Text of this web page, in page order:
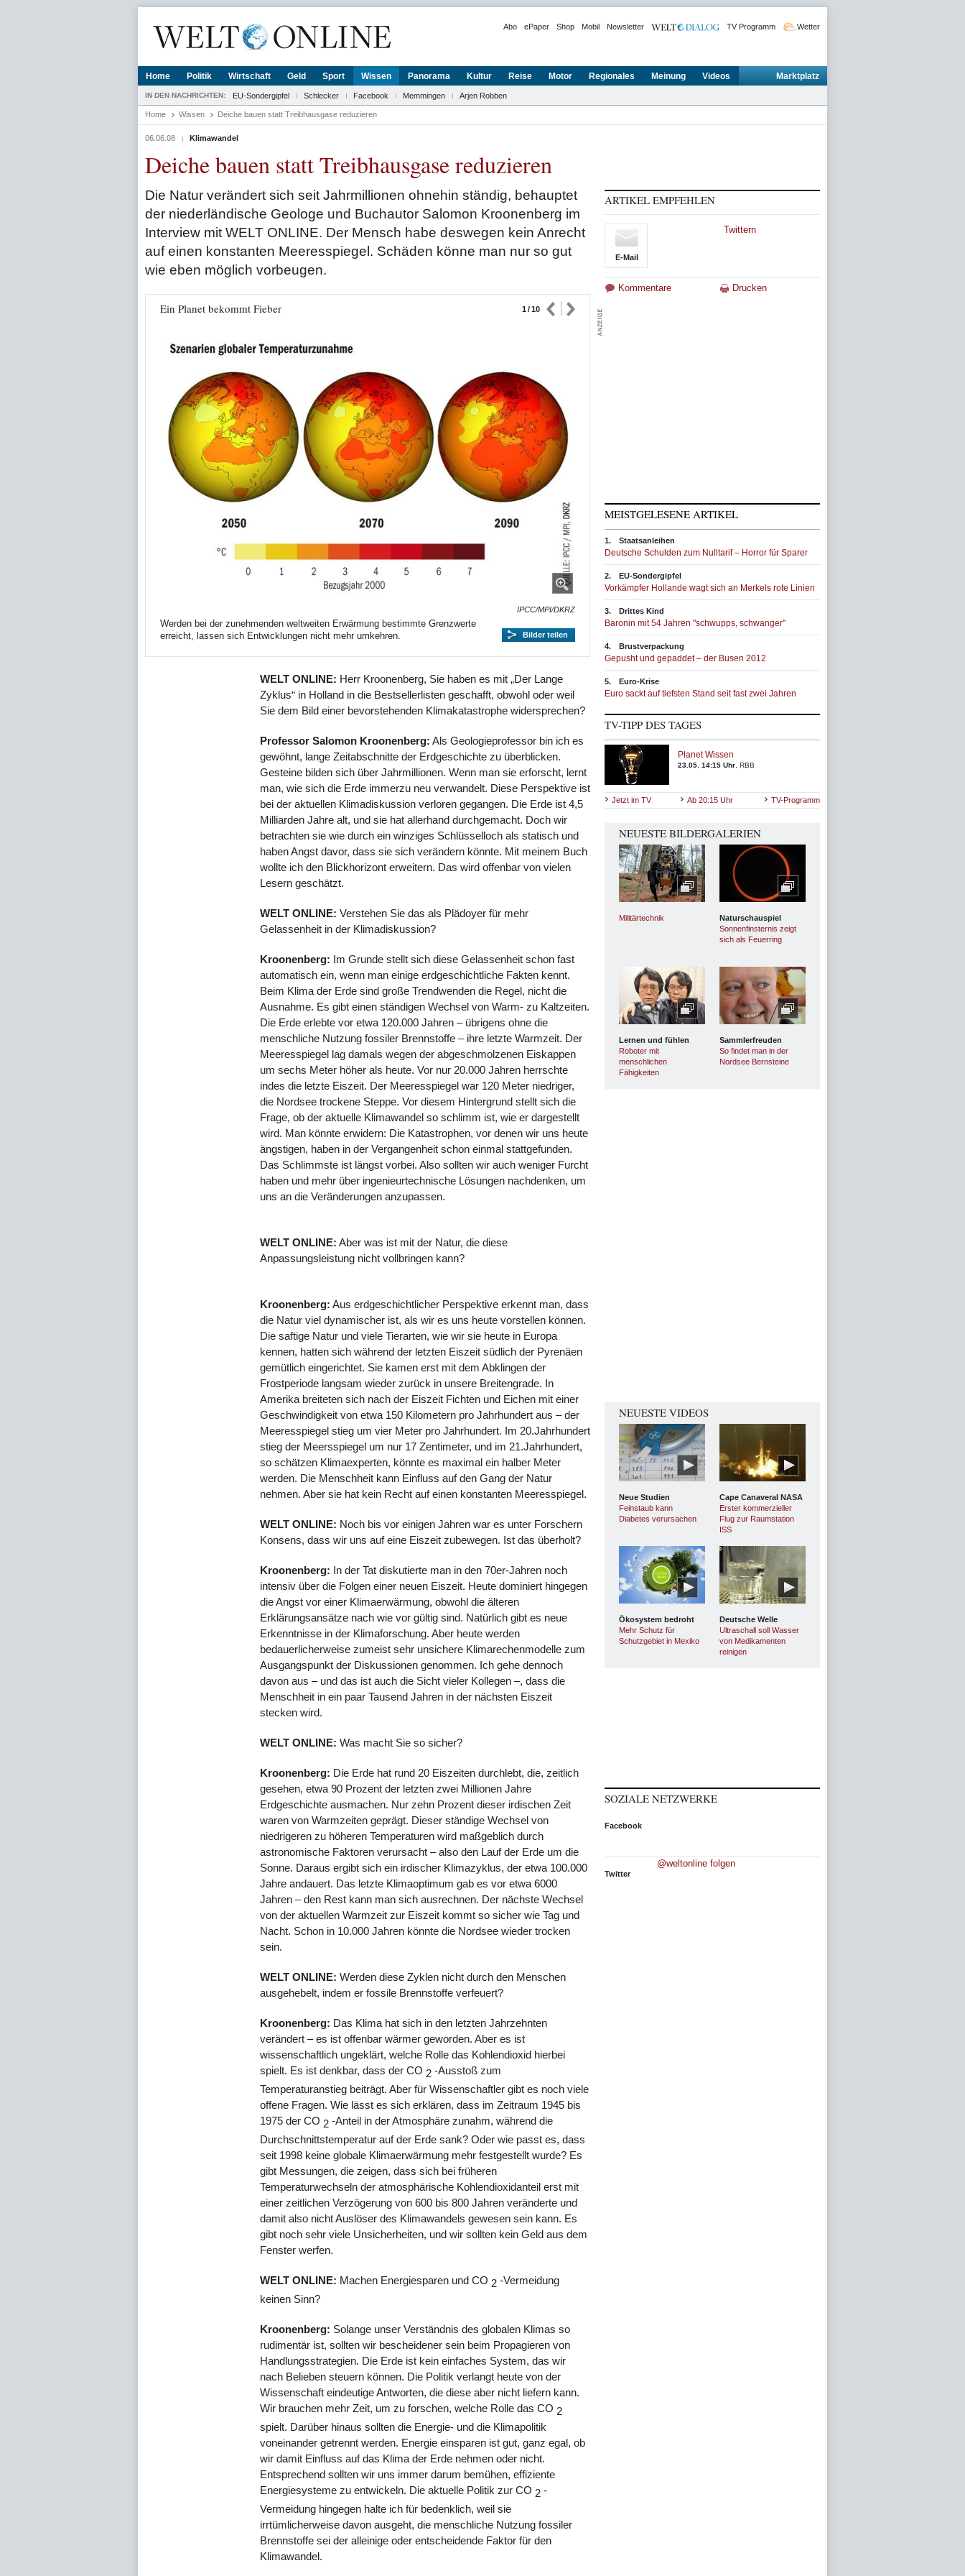
Abo ePaper Shop Mobil Newsletter TV Programm Wetter
Home Politik Wirtschaft Geld Sport Wissen Panorama Kultur Reise Motor Regionales Meinung Videos Marktplatz
IN DEN NACHRICHTEN: EU-Sondergipfel Schlecker Facebook Memmingen Arjen Robben
Home Wissen Deiche bauen statt Treibhausgase reduzieren
06.06.08 Klimawandel
Deiche bauen statt Treibhausgase reduzieren
Die Natur verändert sich seit Jahrmillionen ohnehin ständig, behauptet
der niederländische Geologe und Buchautor Salomon Kroonenberg im
Interview mit WELT ONLINE. Der Mensch habe deswegen kein Anrecht
auf einen konstanten Meeresspiegel. Schäden könne man nur so gut
wie eben möglich vorbeugen.
Ein Planet bekommt Fieber 1 /10
IPCC/MPI/DKRZ
Werden bei der zunehmenden weltweiten Erwärmung bestimmte Grenzwerte
erreicht, lassen sich Entwicklungen nicht mehr umkehren.
Bilder teilen
WELT ONLINE: Herr Kroonenberg, Sie haben es mit „Der Lange
Zyklus“ in Holland in die Bestsellerlisten geschafft, obwohl oder weil
Sie dem Bild einer bevorstehenden Klimakatastrophe widersprechen?
Professor Salomon Kroonenberg: Als Geologieprofessor bin ich es
gewöhnt, lange Zeitabschnitte der Erdgeschichte zu überblicken.
Gesteine bilden sich über Jahrmillionen. Wenn man sie erforscht, lernt
man, wie sich die Erde immerzu neu verwandelt. Diese Perspektive ist
bei der aktuellen Klimadiskussion verloren gegangen. Die Erde ist 4,5
Milliarden Jahre alt, und sie hat allerhand durchgemacht. Doch wir
betrachten sie wie durch ein winziges Schlüsselloch als statisch und
haben Angst davor, dass sie sich verändern könnte. Mit meinem Buch
wollte ich den Blickhorizont erweitern. Das wird offenbar von vielen
Lesern geschätzt.
WELT ONLINE: Verstehen Sie das als Plädoyer für mehr
Gelassenheit in der Klimadiskussion?
Kroonenberg: Im Grunde stellt sich diese Gelassenheit schon fast
automatisch ein, wenn man einige erdgeschichtliche Fakten kennt.
Beim Klima der Erde sind große Trendwenden die Regel, nicht die
Ausnahme. Es gibt einen ständigen Wechsel von Warm- zu Kaltzeiten.
Die Erde erlebte vor etwa 120.000 Jahren – übrigens ohne die
menschliche Nutzung fossiler Brennstoffe – ihre letzte Warmzeit. Der
Meeresspiegel lag damals wegen der abgeschmolzenen Eiskappen
um sechs Meter höher als heute. Vor nur 20.000 Jahren herrschte
indes die letzte Eiszeit. Der Meeresspiegel war 120 Meter niedriger,
die Nordsee trockene Steppe. Vor diesem Hintergrund stellt sich die
Frage, ob der aktuelle Klimawandel so schlimm ist, wie er dargestellt
wird. Man könnte erwidern: Die Katastrophen, vor denen wir uns heute
ängstigen, haben in der Vergangenheit schon einmal stattgefunden.
Das Schlimmste ist längst vorbei. Also sollten wir auch weniger Furcht
haben und mehr über ingenieurtechnische Lösungen nachdenken, um
uns an die Veränderungen anzupassen.
WELT ONLINE: Aber was ist mit der Natur, die diese
Anpassungsleistung nicht vollbringen kann?
Kroonenberg: Aus erdgeschichtlicher Perspektive erkennt man, dass
die Natur viel dynamischer ist, als wir es uns heute vorstellen können.
Die saftige Natur und viele Tierarten, wie wir sie heute in Europa
kennen, hatten sich während der letzten Eiszeit südlich der Pyrenäen
gemütlich eingerichtet. Sie kamen erst mit dem Abklingen der
Frostperiode langsam wieder zurück in unsere Breitengrade. In
Amerika breiteten sich nach der Eiszeit Fichten und Eichen mit einer
Geschwindigkeit von etwa 150 Kilometern pro Jahrhundert aus – der
Meeresspiegel stieg um vier Meter pro Jahrhundert. Im 20.Jahrhundert
stieg der Meersspiegel um nur 17 Zentimeter, und im 21.Jahrhundert,
so schätzen Klimaexperten, könnte es maximal ein halber Meter
werden. Die Menschheit kann Einfluss auf den Gang der Natur
nehmen. Aber sie hat kein Recht auf einen konstanten Meeresspiegel.
WELT ONLINE: Noch bis vor einigen Jahren war es unter Forschern
Konsens, dass wir uns auf eine Eiszeit zubewegen. Ist das überholt?
Kroonenberg: In der Tat diskutierte man in den 70er-Jahren noch
intensiv über die Folgen einer neuen Eiszeit. Heute dominiert hingegen
die Angst vor einer Klimaerwärmung, obwohl die älteren
Erklärungsansätze nach wie vor gültig sind. Natürlich gibt es neue
Erkenntnisse in der Klimaforschung. Aber heute werden
bedauerlicherweise zumeist sehr unsichere Klimarechenmodelle zum
Ausgangspunkt der Diskussionen genommen. Ich gehe dennoch
davon aus – und das ist auch die Sicht vieler Kollegen –, dass die
Menschheit in ein paar Tausend Jahren in der nächsten Eiszeit
stecken wird.
WELT ONLINE: Was macht Sie so sicher?
Kroonenberg: Die Erde hat rund 20 Eiszeiten durchlebt, die, zeitlich
gesehen, etwa 90 Prozent der letzten zwei Millionen Jahre
Erdgeschichte ausmachen. Nur zehn Prozent dieser irdischen Zeit
waren von Warmzeiten geprägt. Dieser ständige Wechsel von
niedrigeren zu höheren Temperaturen wird maßgeblich durch
astronomische Faktoren verursacht – also den Lauf der Erde um die
Sonne. Daraus ergibt sich ein irdischer Klimazyklus, der etwa 100.000
Jahre andauert. Das letzte Klimaoptimum gab es vor etwa 6000
Jahren – den Rest kann man sich ausrechnen. Der nächste Wechsel
von der aktuellen Warmzeit zur Eiszeit kommt so sicher wie Tag und
Nacht. Schon in 10.000 Jahren könnte die Nordsee wieder trocken
sein.
WELT ONLINE: Werden diese Zyklen nicht durch den Menschen
ausgehebelt, indem er fossile Brennstoffe verfeuert?
Kroonenberg: Das Klima hat sich in den letzten Jahrzehnten
verändert – es ist offenbar wärmer geworden. Aber es ist
wissenschaftlich ungeklärt, welche Rolle das Kohlendioxid hierbei
spielt. Es ist denkbar, dass der CO 2 -Ausstoß zum
Temperaturanstieg beiträgt. Aber für Wissenschaftler gibt es noch viele
offene Fragen. Wie lässt es sich erklären, dass im Zeitraum 1945 bis
1975 der CO 2 -Anteil in der Atmosphäre zunahm, während die
Durchschnittstemperatur auf der Erde sank? Oder wie passt es, dass
seit 1998 keine globale Klimaerwärmung mehr festgestellt wurde? Es
gibt Messungen, die zeigen, dass sich bei früheren
Temperaturwechseln der atmosphärische Kohlendioxidanteil erst mit
einer zeitlichen Verzögerung von 600 bis 800 Jahren veränderte und
damit also nicht Auslöser des Klimawandels gewesen sein kann. Es
gibt noch sehr viele Unsicherheiten, und wir sollten kein Geld aus dem
Fenster werfen.
WELT ONLINE: Machen Energiesparen und CO 2 -Vermeidung
keinen Sinn?
Kroonenberg: Solange unser Verständnis des globalen Klimas so
rudimentär ist, sollten wir bescheidener sein beim Propagieren von
Handlungsstrategien. Die Erde ist kein einfaches System, das wir
nach Belieben steuern können. Die Politik verlangt heute von der
Wissenschaft eindeutige Antworten, die diese aber nicht liefern kann.
Wir brauchen mehr Zeit, um zu forschen, welche Rolle das CO 2
spielt. Darüber hinaus sollten die Energie- und die Klimapolitik
voneinander getrennt werden. Energie einsparen ist gut, ganz egal, ob
wir damit Einfluss auf das Klima der Erde nehmen oder nicht.
Entsprechend sollten wir uns immer darum bemühen, effiziente
Energiesysteme zu entwickeln. Die aktuelle Politik zur CO 2 -
Vermeidung hingegen halte ich für bedenklich, weil sie
irrtümlicherweise davon ausgeht, die menschliche Nutzung fossiler
Brennstoffe sei der alleinige oder entscheidende Faktor für den
Klimawandel.
ARTIKEL EMPFEHLEN
E-Mail
Twittern
Kommentare Drucken
MEISTGELESENE ARTIKEL
1. Staatsanleihen
Deutsche Schulden zum Nulltarif – Horror für Sparer
2. EU-Sondergipfel
Vorkämpfer Hollande wagt sich an Merkels rote Linien
3. Drittes Kind
Baronin mit 54 Jahren "schwupps, schwanger"
4. Brustverpackung
Gepusht und gepaddet – der Busen 2012
5. Euro-Krise
Euro sackt auf tiefsten Stand seit fast zwei Jahren
TV-TIPP DES TAGES
Planet Wissen
23.05 14:15 Uhr RBB
Jetzt im TV Ab 20:15 Uhr TV-Programm
NEUESTE BILDERGALERIEN
Militärtechnik
Naturschauspiel
Sonnenfinsternis zeigt
sich als Feuerring
Lernen und fühlen
Roboter mit
menschlichen
Fähigkeiten
Sammlerfreuden
So findet man in der
Nordsee Bernsteine
NEUESTE VIDEOS
Neue Studien
Feinstaub kann
Diabetes verursachen
Cape Canaveral NASA
Erster kommerzieller
Flug zur Raumstation
ISS
Ökosystem bedroht
Mehr Schutz für
Schutzgebiet in Mexiko
Deutsche Welle
Ultraschall soll Wasser
von Medikamenten
reinigen
SOZIALE NETZWERKE
Facebook
Twitter
@weltonline folgen